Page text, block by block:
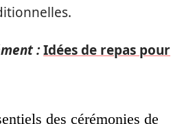
:Idées de repas pour
des cérémonies de